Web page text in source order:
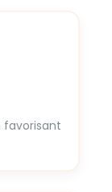
favorisant